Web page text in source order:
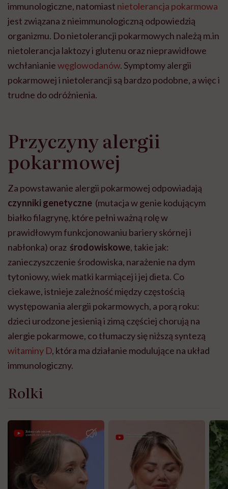
immunologiczne, natomiast nietolerancja pokarmowa
jest związana z nieimmunologiczną odpowiedzią
organizmu. Do nietolerancji pokarmowych należą m.in
nietolerancja laktozy i glutenu oraz nieprawidłowe
wchłanianiewęglowodanów. Symptomy alergii
pokarmowej i nietolerancji są bardzo podobne, a więc i
trudne do odróżnienia.
Przyczyny alergii
pokarmowej
Za powstawanie alergii pokarmowej odpowiadają
czynniki genetyczne (mutacja w genie kodującym
białko filagrynę, które pełni ważną rolę w
prawidłowym funkcjonowaniu bariery skórnej i
nabłonka) oraz środowiskowe, takie jak:
zanieczyszczenie środowiska, narażenie na dym
tytoniowy, wiek matki karmiącej i jej dieta. Co
ciekawe, istnieje zależność między częstością
występowania alergii pokarmowych, a porą roku:
dzieci urodzone jesienią i zimą częściej chorują na
alergie pokarmowe, co tłumaczy się niższą syntezą
witaminy D, która ma działanie modulujące na układ
immunologiczny.
Rolki